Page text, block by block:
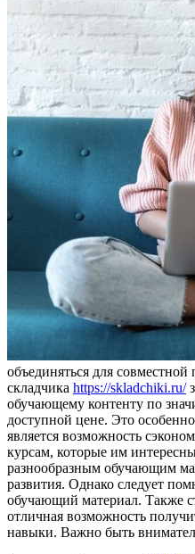
объединяться для
складчика https://skladchiki.ru/
обучающему контенту по
доступной цене. Это
является возможность
курсам, которые им
разнообразным обучающим
развития. Однако следует
обучающий материал. Также
отличная возможность
навыки. Важно быть